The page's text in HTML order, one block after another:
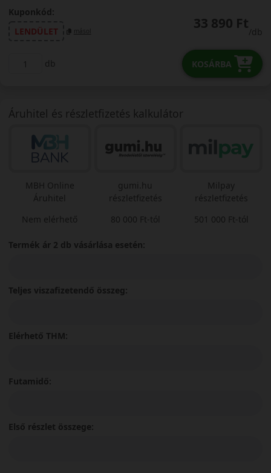
Kuponkód:
LENDÜLET
másol 33 890 Ft
/db
db KOSÁRBA
Áruhitel és részletfizetés kalkulátor
MBH Online
Áruhitel
Nem elérhető
gumi.hu
részletfizetés
80 000 Ft-tól
Milpay
részletfizetés
501 000 Ft-tól
Termék ár 2 db vásárlása esetén:
Teljes viszafizetendő összeg:
Elérhető THM:
Futamidő:
Első részlet összege: